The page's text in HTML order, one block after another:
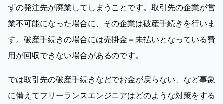
ずの発注先が廃業してしまうことです。取引先の企業が営
業不可能になった場合に、その企業は破産手続きを行いま
す。破産手続きの場合には売掛金＝未払いとなっている費
用が回収できない場合があるのです。
では取引先の破産手続きなどでお金が戻らない、など事象
に備えてフリーランスエンジニアはどのような対策をする